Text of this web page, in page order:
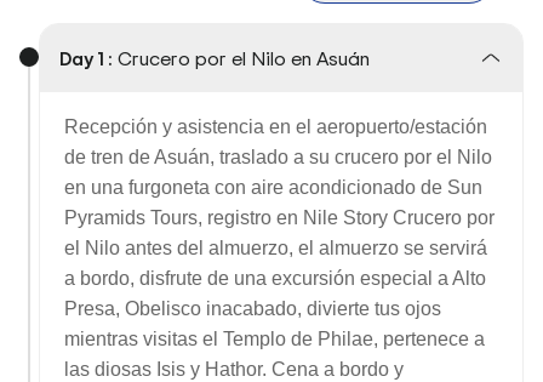
Day 1 : Crucero por el Nilo en Asuán
Recepción y asistencia en el aeropuerto/estación
de tren de Asuán, traslado a su crucero por el Nilo
en una furgoneta con aire acondicionado de Sun
Pyramids Tours, registro en Nile Story Crucero por
el Nilo antes del almuerzo, el almuerzo se servirá
a bordo, disfrute de una excursión especial a Alto
Presa, Obelisco inacabado, divierte tus ojos
mientras visitas el Templo de Philae, pertenece a
las diosas Isis y Hathor. Cena a bordo y